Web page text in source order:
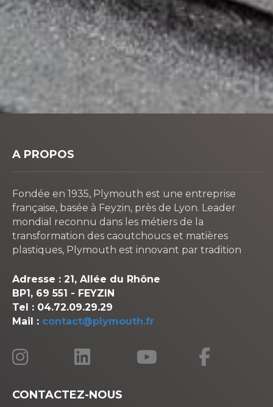
A PROPOS
Fondée en 1935, Plymouth est une entreprise
française, basée à Feyzin, près de Lyon. Leader
mondial reconnu dans les métiers de la
transformation des caoutchoucs et matières
plastiques, Plymouth est innovant par tradition
Adresse : 21, Allée du Rhône
BP1, 69 551 - FEYZIN
Tel : 04.72.09.29.29
Mail : contact@plymouth.fr
CONTACTEZ-NOUS